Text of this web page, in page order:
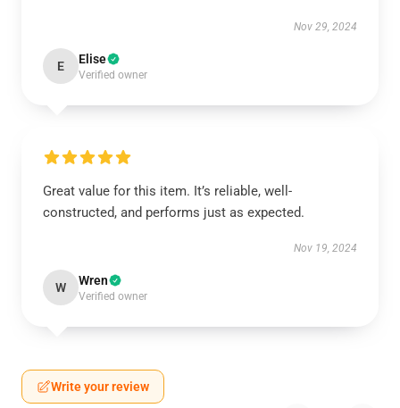
Nov 29, 2024
E Elise
Verified owner
Great value for this item. It’s reliable, well-
constructed, and performs just as expected.
Nov 19, 2024
W Wren
Verified owner
Write your review